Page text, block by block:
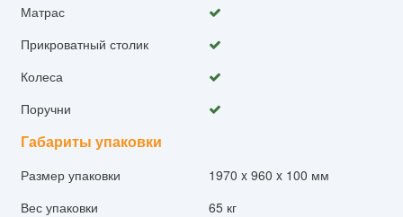
Матрас
Прикроватный столик
Колеса
Поручни
Габариты упаковки
Размер упаковки
1970 x 960 x 100 мм
Вес упаковки
65 кг